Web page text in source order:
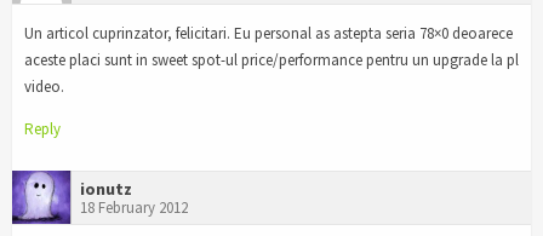
Un articol cuprinzator, felicitari. Eu personal as astepta seria 78×0 deoarece
aceste placi sunt in sweet spot-ul price/performance pentru un upgrade la pl
video.
Reply
ionutz
18 February 2012